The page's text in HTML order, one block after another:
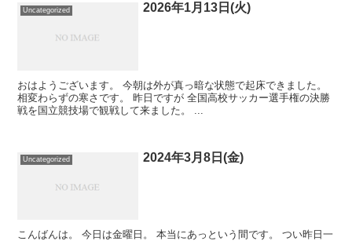
Uncategorized 2026年1月13日(火)
おはようございます。 今朝は外が真っ暗な状態で起床できました。
相変わらずの寒さです。 昨日ですが 全国高校サッカー選手権の決勝
戦を国立競技場で観戦して来ました。 ...
Uncategorized 2024年3月8日(金)
こんばんは。 今日は金曜日。 本当にあっという間です。 つい昨日一